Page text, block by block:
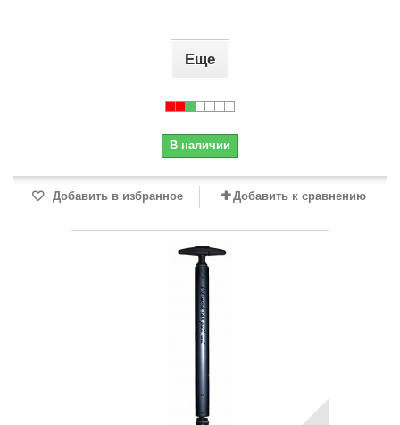
Еще
В наличии
Добавить в избранное Добавить к сравнению